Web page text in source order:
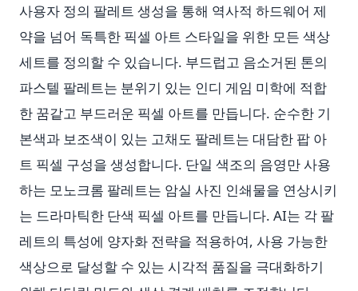
사용자 정의 팔레트 생성을 통해 역사적 하드웨어 제
약을 넘어 독특한 픽셀 아트 스타일을 위한 모든 색상
세트를 정의할 수 있습니다. 부드럽고 음소거된 톤의
파스텔 팔레트는 분위기 있는 인디 게임 미학에 적합
한 꿈같고 부드러운 픽셀 아트를 만듭니다. 순수한 기
본색과 보조색이 있는 고채도 팔레트는 대담한 팝 아
트 픽셀 구성을 생성합니다. 단일 색조의 음영만 사용
하는 모노크롬 팔레트는 암실 사진 인쇄물을 연상시키
는 드라마틱한 단색 픽셀 아트를 만듭니다. AI는 각 팔
레트의 특성에 양자화 전략을 적용하여, 사용 가능한
색상으로 달성할 수 있는 시각적 품질을 극대화하기